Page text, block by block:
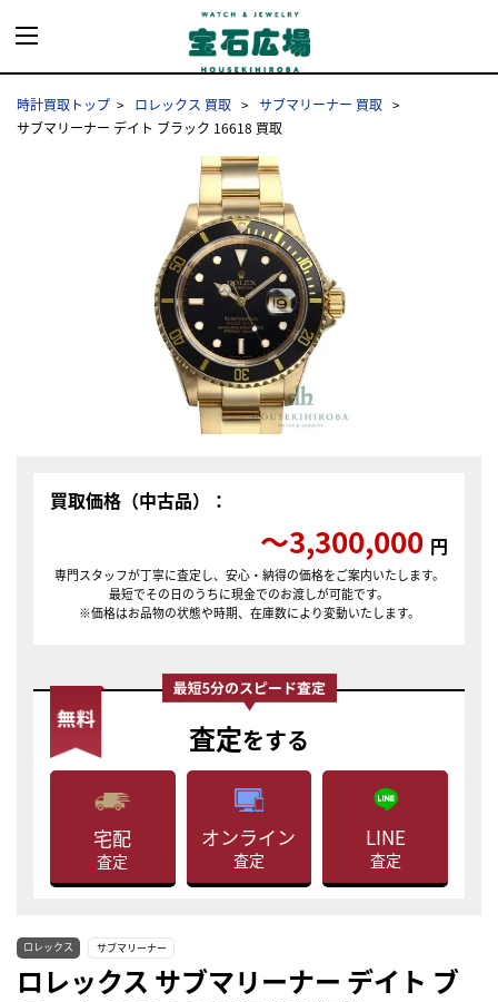
時計買取トップ ロレックス 買取
サブマリーナー 買取
サブマリーナー デイト ブラック 16618 買取
買取価格（中古品）：
〜3,300,000 円
専門スタッフが丁寧に査定し、安心・納得の価格をご案内いたします。
最短でその日のうちに現金でのお渡しが可能です。
※価格はお品物の状態や時期、在庫数により変動いたします。
査定をする
宅配
査定
オンライン
査定
LINE
査定
ロレックス サブマリーナー
ロレックス サブマリーナー デイト ブ